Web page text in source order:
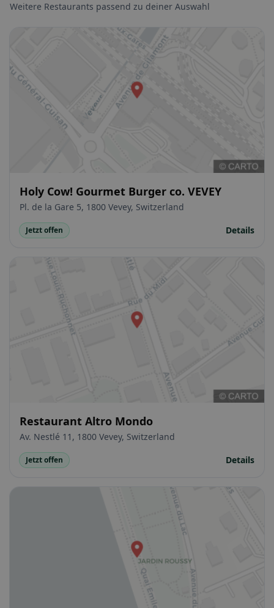
Weitere Restaurants passend zu deiner Auswahl
Holy Cow! Gourmet Burger co. VEVEY
Pl. de la Gare 5, 1800 Vevey, Switzerland
Jetzt offen Details
Restaurant Altro Mondo
Av. Nestlé 11, 1800 Vevey, Switzerland
Jetzt offen Details